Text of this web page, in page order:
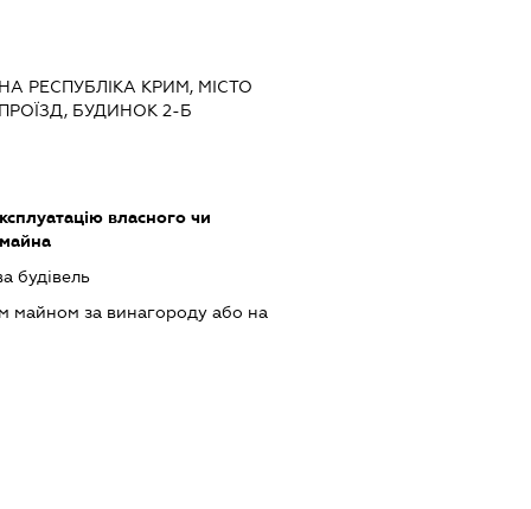
РЕСПУБЛІКА КРИМ, МІСТО
БУДИНОК 2-Б
власного чи
будівель
майном за винагороду або на